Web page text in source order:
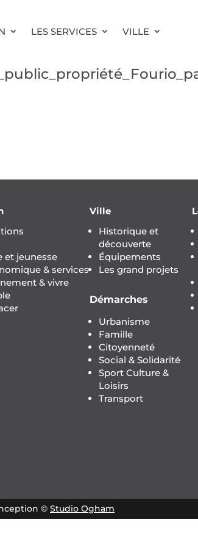
LES SERVICES VILLE
et jeunesse
& services
& vivre
Ville
Historique et
découverte
Équipements
Les grand projets
Démarches
Urbanisme
Famille
Citoyenneté
Social & Solidarité
Sport Culture &
Loisirs
Transport
© Studio Ogham